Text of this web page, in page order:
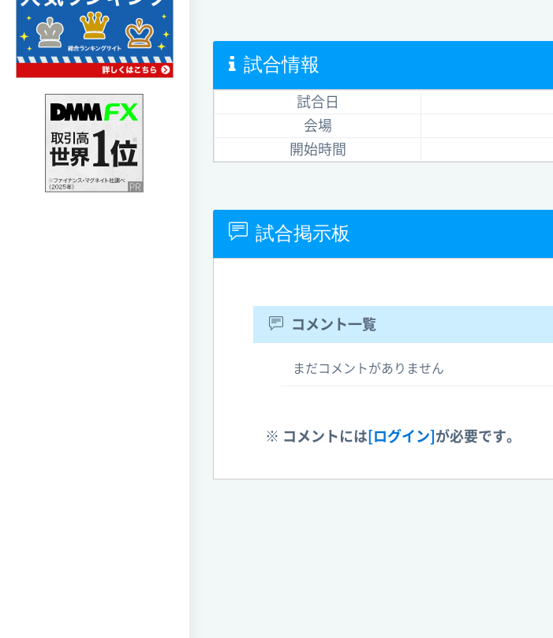
試合情報
試合日
会場
開始時間
試合掲示板
コメント一覧
まだコメントがありません
※ コメントには [ログイン] が必要です。